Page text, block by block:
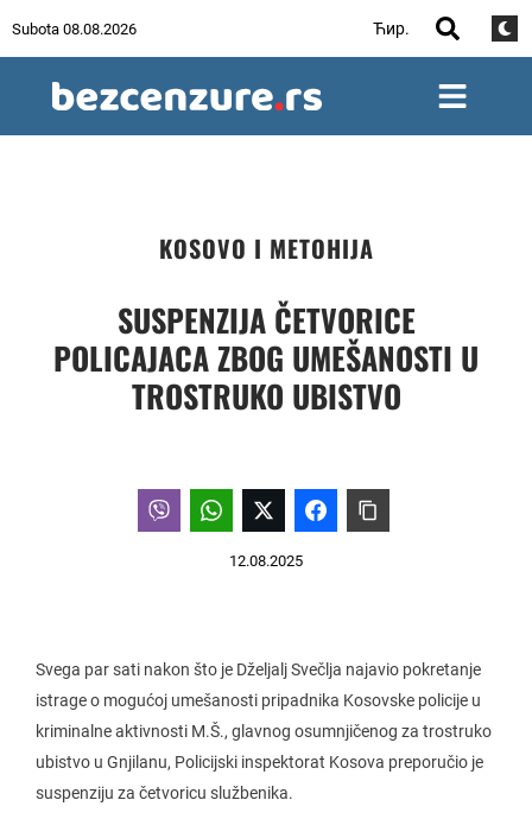
Subota 08.08.2026 Ћир.
KOSOVO I METOHIJA
SUSPENZIJA ČETVORICE
POLICAJACA ZBOG UMEŠANOSTI U
TROSTRUKO UBISTVO
12.08.2025
Svega par sati nakon što je Dželjalj Svečlja najavio pokretanje
istrage o mogućoj umešanosti pripadnika Kosovske policije u
kriminalne aktivnosti M.Š., glavnog osumnjičenog za trostruko
ubistvo u Gnjilanu, Policijski inspektorat Kosova preporučio je
suspenziju za četvoricu službenika.